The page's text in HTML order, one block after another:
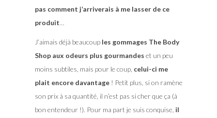
pas comment j’arriverais à me lasser de ce
produit…
J’aimais déjà beaucoup les gommages The Body
Shop aux odeurs plus gourmandes et un peu
moins subtiles, mais pour le coup, celui-ci me
plait encore davantage! Petit plus, si on ramène
son prix à sa quantité, il n’est pas si cher que ça (à
bon entendeur !). Pour ma part je suis conquise, il